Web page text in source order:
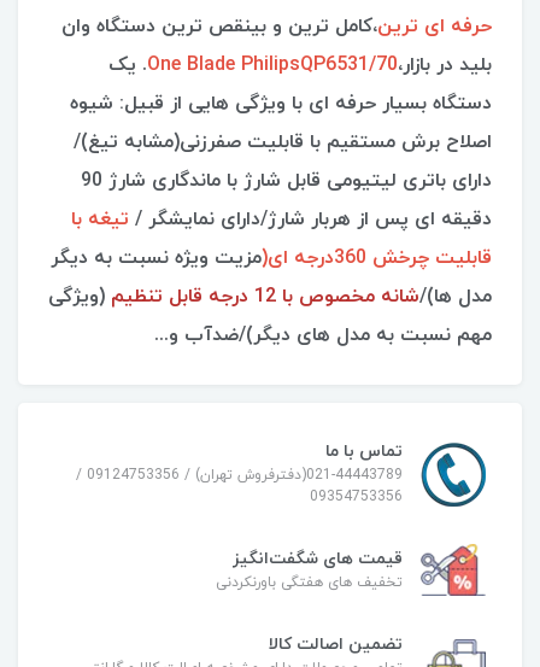
حرفه ای ترین،کامل ترین و بینقص ترین دستگاه وان
بلید در بازار،One Blade PhilipsQP6531/70. یک
دستگاه بسیار حرفه ای با ویژگی هایی از قبیل: شیوه
اصلاح برش مستقیم با قابلیت صفرزنی(مشابه تیغ)/
دارای باتری لیتیومی قابل شارژ با ماندگاری شارژ 90
دقیقه ای پس از هربار شارژ/دارای نمایشگر / تیغه با
قابلیت چرخش 360درجه ای(
مزیت ویژه نسبت به دیگر
مدل ها)/شانه مخصوص با 12 درجه قابل تنظیم
(ویژگی
مهم نسبت به مدل های دیگر)/ضدآب و...
تماس با ما
021-44443789(دفترفروش تهران) / 09124753356 /
09354753356
قیمت های شگفت‌انگیز
تخفیف های هفتگی باورنکردنی
تضمین اصالت کالا